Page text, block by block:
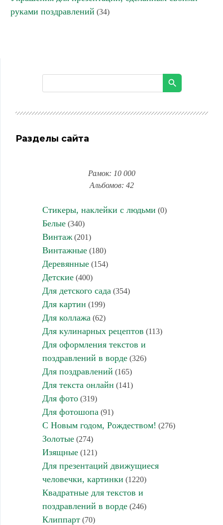
руками поздравлений (34)
Разделы сайта
Рамок: 10 000
Альбомов: 42
Стикеры, наклейки с людьми (0)
Белые(340)
Винтаж(201)
Винтажные(180)
Деревянные(154)
Детские(400)
Для детского сада (354)
Для картин (199)
Для коллажа (62)
Для кулинарных рецептов (113)
Для оформления текстов и
поздравлений в ворде(326)
Для поздравлений (165)
Для текста онлайн (141)
Для фото(319)
Для фотошопа (91)
С Новым годом, Рождеством! (276)
Золотые(274)
Изящные(121)
Для презентаций движущиеся
человечки, картинки (1220)
Квадратные для текстов и
поздравлений в ворде(246)
Клиппарт(70)